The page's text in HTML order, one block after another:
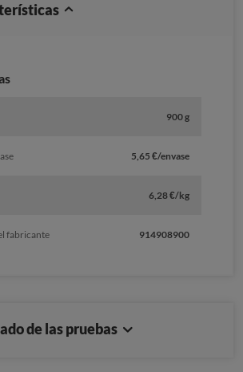
900 g
5,65 €/envase
6,28 €/kg
fabricante 914908900
de las pruebas